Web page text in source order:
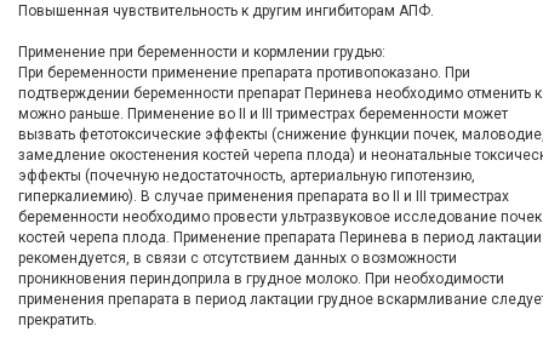
Повышенная чувствительность к другим ингибиторам АПФ.
Применение при беременности и кормлении грудью:
При беременности применение препарата противопоказано. При
подтверждении беременности препарат Перинева необходимо отменить
можно раньше. Применение во II и III триместрах беременности может
вызвать фетотоксические эффекты (снижение функции почек,
замедление окостенения костей черепа плода) и неонатальные
эффекты (почечную недостаточность, артериальную гипотензию,
гиперкалиемию). В случае применения препарата во II и III триместрах
беременности необходимо провести ультразвуковое исследование
костей черепа плода. Применение препарата Перинева в период
рекомендуется, в связи с отсутствием данных о возможности
проникновения периндоприла в грудное молоко. При необходимости
применения препарата в период лактации грудное вскармливание
прекратить.